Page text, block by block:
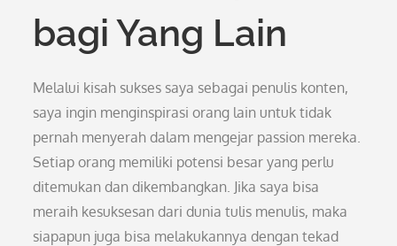
bagi Yang Lain
Melalui kisah sukses saya sebagai penulis konten,
saya ingin menginspirasi orang lain untuk tidak
pernah menyerah dalam mengejar passion mereka.
Setiap orang memiliki potensi besar yang perlu
ditemukan dan dikembangkan. Jika saya bisa
meraih kesuksesan dari dunia tulis menulis, maka
siapapun juga bisa melakukannya dengan tekad